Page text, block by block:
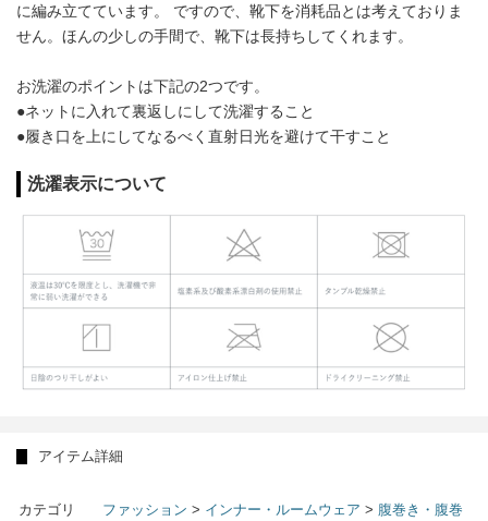
に編み立てています。 ですので、靴下を消耗品とは考えておりま
せん。ほんの少しの手間で、靴下は長持ちしてくれます。
お洗濯のポイントは下記の2つです。
●ネットに入れて裏返しにして洗濯すること
●履き口を上にしてなるべく直射日光を避けて干すこと
洗濯表示について
アイテム詳細
カテゴリ ファッション > インナー・ルームウェア > 腹巻き・腹巻